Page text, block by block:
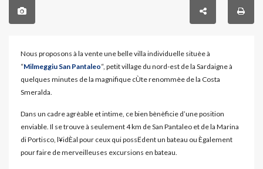
Nous proposons à la vente une belle villa individuelle situèe à
“Milmeggiu San Pantaleo“, petit village du nord-est de la Sardaigne à
quelques minutes de la magnifique cÙte renommèe de la Costa
Smeralda.
Dans un cadre agrèable et intime, ce bien bènèficie d’une position
enviable. Il se trouve à seulement 4 km de San Pantaleo et de la Marina
di Portisco, l¥idÈal pour ceux qui possËdent un bateau ou Ègalement
pour faire de merveilleuses excursions en bateau.